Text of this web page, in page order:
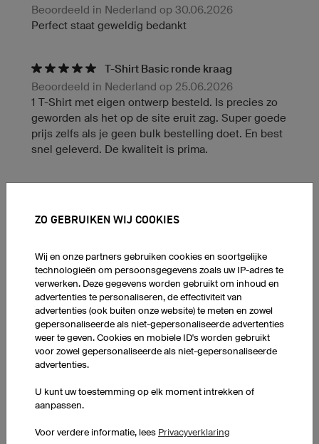
Beoordeeld in Nederland op 30.06.2026
Perfect staat geweldig bedankt
T-Shirt Basic ronde kraag
Beoordeeld in Nederland op 25.06.2026
1 T-Shirt met eigen ontwerp besteld. Is precies zo
geworden als het op de site eruit zag. Super goede
prijs zelfs als je geen bulk bestelling doet. En best
snel geleverd. De kwaliteit is prima.
Ik vind het tenue geweldig, heel erg bedankt!!!
Longsleeve Classic + 2 verdere producten
Beoordeeld in Groot-Brittannië op 26.07.2026
Geweldige kwaliteit van zowel de bedrukking als
de kleding
Vertaald uit het Engels
KLANTBEOORDELINGEN
ZO GEBRUIKEN WIJ COOKIES
Wij en onze partners gebruiken cookies en soortgelijke
technologieën om persoonsgegevens zoals uw IP-adres te
verwerken. Deze gegevens worden gebruikt om inhoud en
advertenties te personaliseren, de effectiviteit van
advertenties (ook buiten onze website) te meten en zowel
gepersonaliseerde als niet-gepersonaliseerde advertenties
weer te geven. Cookies en mobiele ID's worden gebruikt
voor zowel gepersonaliseerde als niet-gepersonaliseerde
advertenties.
U kunt uw toestemming op elk moment intrekken of
aanpassen.
Voor verdere informatie, lees Privacyverklaring